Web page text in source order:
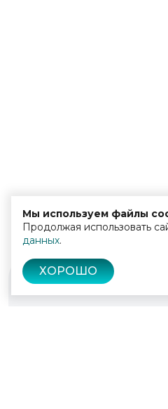
Мы используем файлы
Продолжая использовать
данных.
ХОРОШО